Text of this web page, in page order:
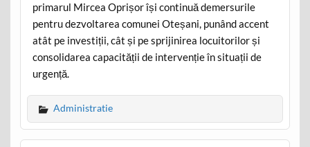
primarul Mircea Oprișor își continuă demersurile
pentru dezvoltarea comunei Oteșani, punând accent
atât pe investiții, cât și pe sprijinirea locuitorilor și
consolidarea capacității de intervenție în situații de
urgență.
Administratie